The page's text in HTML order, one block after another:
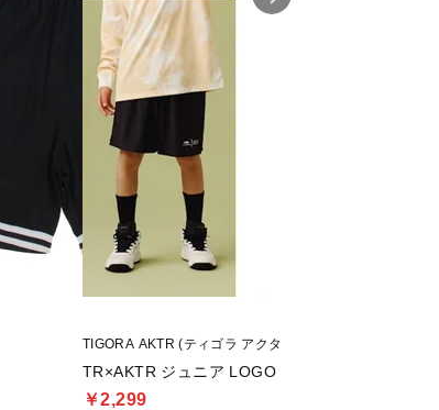
TIGORA AKTR (ティゴラ アクター)
TR×AKTR ジュニア LOGO ショーツ
￥2,299